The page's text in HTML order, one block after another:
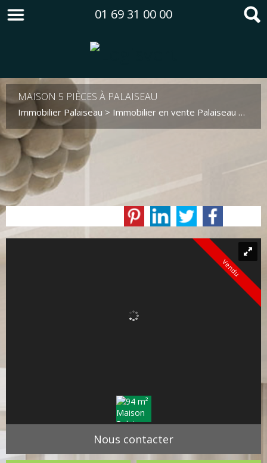
01 69 31 00 00
MAISON 5 PIÈCES À PALAISEAU
Immobilier Palaiseau > Immobilier en vente Palaiseau >
Vendu
Nous contacter